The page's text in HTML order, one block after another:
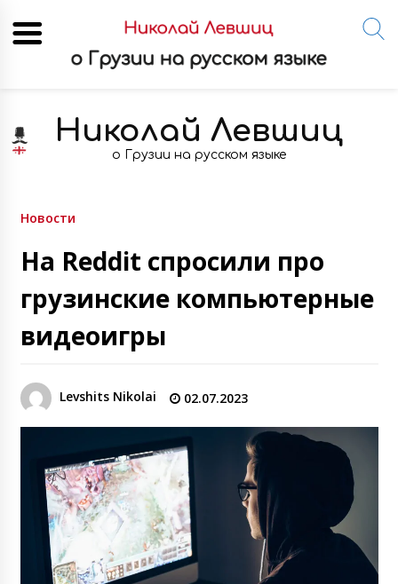
content
Николай Левшиц
о Грузии на русском языке
Новости
На Reddit спросили про
грузинские компьютерные
видеоигры
Levshits Nikolai 02.07.2023